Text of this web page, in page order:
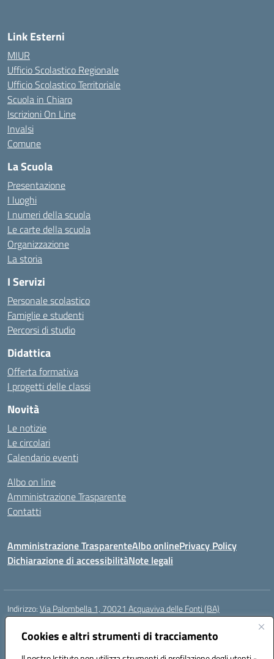
Cookies e altri strumenti di tracciamento
Link Esterni
MIUR
Ufficio Scolastico Regionale
Ufficio Scolastico Territoriale
Scuola in Chiaro
Iscrizioni On Line
Invalsi
Comune
La Scuola
Presentazione
I luoghi
I numeri della scuola
Le carte della scuola
Organizzazione
La storia
I Servizi
Personale scolastico
Famiglie e studenti
Percorsi di studio
Didattica
Offerta formativa
I progetti delle classi
Novità
Le notizie
Le circolari
Calendario eventi
Albo on line
Amministrazione Trasparente
Contatti
Amministrazione TrasparenteAlbo onlinePrivacy Policy
Dichiarazione di accessibilitàNote legali
Indirizzo:Via Palombella 1, 70021 Acquaviva delle Fonti (BA)
Centralino:
Posta elettronica certificata (PEC):baic89400e@pec.istruzione.it